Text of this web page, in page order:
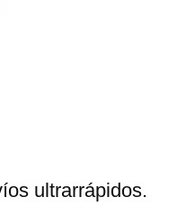
ultrarrápidos.